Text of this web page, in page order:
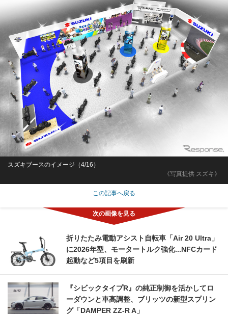
《写真提供 スズキ》
スズキブースのイメージ（4/16）
この記事へ戻る
折りたたみ電動アシスト自転車「Air 20 Ultra」
に2026年型、モータートルク強化...NFCカード
起動など5項目を刷新
『シビックタイプR』の純正制御を活かしてロ
ーダウンと車高調整、ブリッツの新型スプリン
グ「DAMPER ZZ-R A」